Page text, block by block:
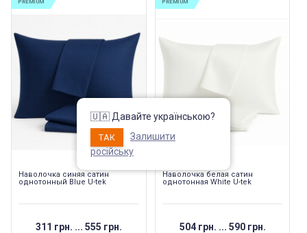
PREMIUM
Наволочка синяя сатин
однотонный Blue U-tek
311 грн. ... 555 грн.
PREMIUM
Наволочка белая сатин
однотонная White U-tek
504 грн. ... 590 грн.
🇺🇦 Давайте українською?
ТАК
Залишити
російську